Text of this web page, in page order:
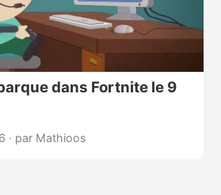
dans Fortnite le 9
· par Mathioos